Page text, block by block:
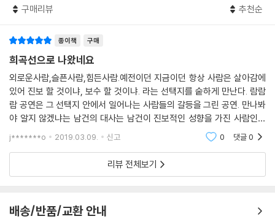
구매리뷰 추천순
종이책 구매
희곡선으로 나왔네요
외로운사람,슬픈사람,힘든사람.예전이던 지금이던 항상 사람은 살아감에
있어 진보 할 것이냐, 보수 할 것이냐. 라는 선택지를 숱하게 만난다. 람람
람 공연은 그 선택지 안에서 일어나는 사람들의 갈등을 그린 공연. 만나봐
야 알지 않겠냐는 남건의 대사는 남건이 진보적인 성향을 가진 사람인가
라고 생각하게끔 만들지만 그는 변화를 두려워하는 보수적인 사람이었다.
그런 그에게 난
j*******o 2019.03.09. 신고 0 댓글0
리뷰 전체보기
배송/반품/교환 안내